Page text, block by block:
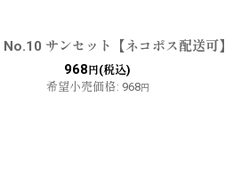
サンセット【ネコポス配送可】
968 円(税込)
希望小売価格: 968円